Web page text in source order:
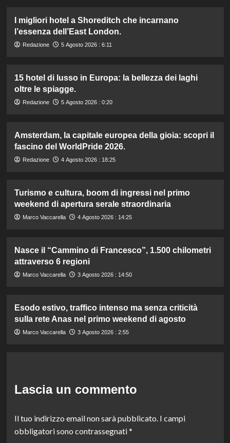
I migliori hotel a Shoreditch che incarnano
l’essenza dell’East London.
Redazione 5 Agosto 2026 : 6:11
15 hotel di lusso in Europa: la bellezza dei laghi
oltre le spiagge.
Redazione 5 Agosto 2026 : 0:20
Amsterdam, la capitale europea della gioia: scopri il
fascino del WorldPride 2026.
Redazione 4 Agosto 2026 : 18:25
Turismo e cultura, boom di ingressi nel primo
weekend di apertura serale straordinaria
Marco Vaccarella 4 Agosto 2026 : 14:25
Nasce il “Cammino di Francesco”, 1.500 chilometri
attraverso 6 regioni
Marco Vaccarella 3 Agosto 2026 : 14:50
Esodo estivo, traffico intenso ma senza criticità
sulla rete Anas nel primo weekend di agosto
Marco Vaccarella 3 Agosto 2026 : 2:55
Lascia un commento
Il tuo indirizzo email non sarà pubblicato. I campi
obbligatori sono contrassegnati*